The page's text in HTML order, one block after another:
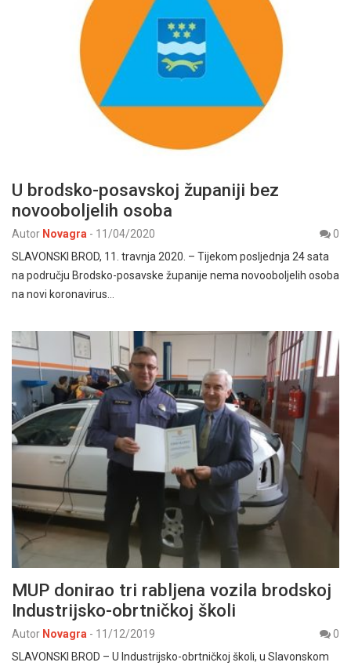
U brodsko-posavskoj županiji bez
novooboljelih osoba
Autor Novagra - 11/04/2020
0
SLAVONSKI BROD, 11. travnja 2020. – Tijekom posljednja 24 sata
na području Brodsko-posavske županije nema novooboljelih osoba
na novi koronavirus…
MUP donirao tri rabljena vozila brodskoj
Industrijsko-obrtničkoj školi
Autor Novagra - 11/12/2019
0
SLAVONSKI BROD – U Industrijsko-obrtničkoj školi, u Slavonskom